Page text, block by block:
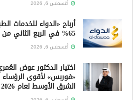
أغسطس 6, 2026
أرباح «الدواء للخدمات
65% في الربع الثاني من 2026
أغسطس 6, 2026
اختيار الدكتور عوض
«فوربس» لأقوى الرؤساء
الشرق الأوسط لعام 2026